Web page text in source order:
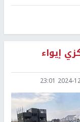
إيواء
2024-12-